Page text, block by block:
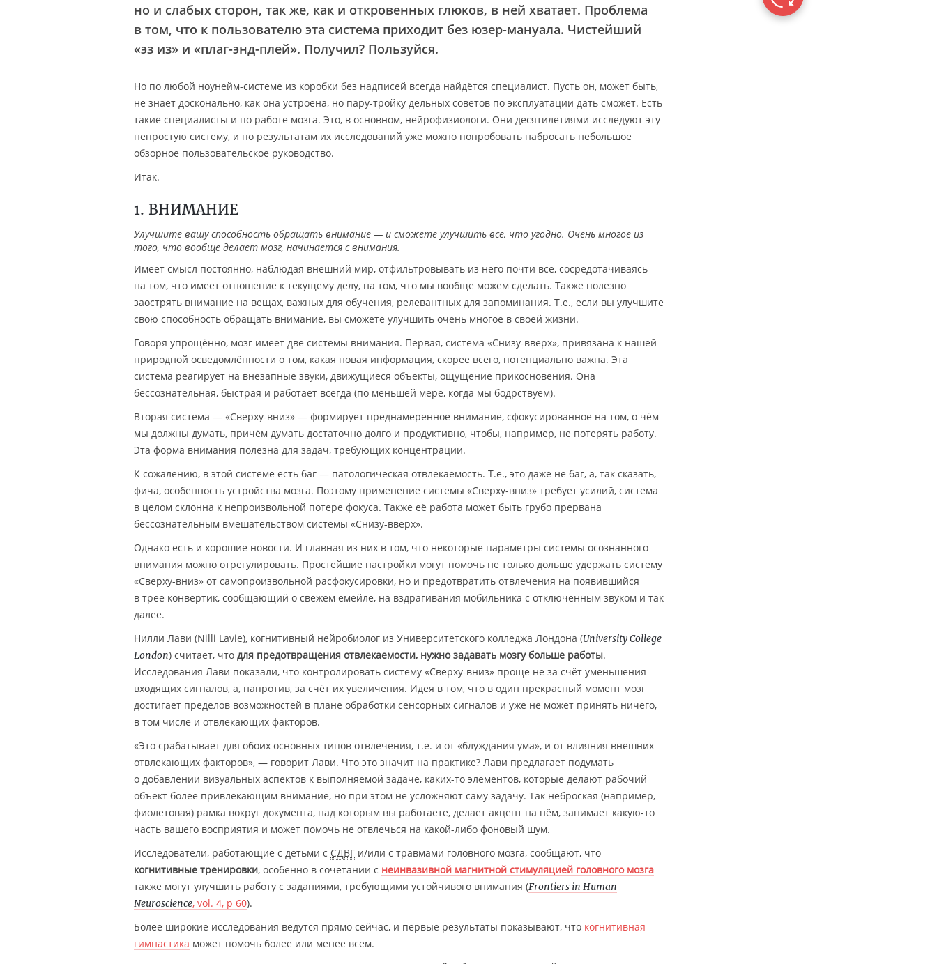
но и слабых сторон, так же, как и откровенных глюков, в ней хватает. Проблема
в том, что к пользователю эта система приходит без юзер-мануала. Чистейший
«эз из» и «плаг-энд-плей». Получил? Пользуйся.
Но по любой ноунейм-системе из коробки без надписей всегда найдётся специалист. Пусть он, может быть,
не знает досконально, как она устроена, но пару-тройку дельных советов по эксплуатации дать сможет. Есть
такие специалисты и по работе мозга. Это, в основном, нейрофизиологи. Они десятилетиями исследуют эту
непростую систему, и по результатам их исследований уже можно попробовать набросать небольшое
обзорное пользовательское руководство.
Итак.
1. ВНИМАНИЕ
Улучшите вашу способность обращать внимание — и сможете улучшить всё, что угодно. Очень многое из
того, что вообще делает мозг, начинается с внимания.
Имеет смысл постоянно, наблюдая внешний мир, отфильтровывать из него почти всё, сосредотачиваясь
на том, что имеет отношение к текущему делу, на том, что мы вообще можем сделать. Также полезно
заострять внимание на вещах, важных для обучения, релевантных для запоминания. Т.е., если вы улучшите
свою способность обращать внимание, вы сможете улучшить очень многое в своей жизни.
Говоря упрощённо, мозг имеет две системы внимания. Первая, система «Снизу-вверх», привязана к нашей
природной осведомлённости о том, какая новая информация, скорее всего, потенциально важна. Эта
система реагирует на внезапные звуки, движущиеся объекты, ощущение прикосновения. Она
бессознательная, быстрая и работает всегда (по меньшей мере, когда мы бодрствуем).
Вторая система — «Сверху-вниз» — формирует преднамеренное внимание, сфокусированное на том, о чём
мы должны думать, причём думать достаточно долго и продуктивно, чтобы, например, не потерять работу.
Эта форма внимания полезна для задач, требующих концентрации.
К сожалению, в этой системе есть баг — патологическая отвлекаемость. Т.е., это даже не баг, а, так сказать,
фича, особенность устройства мозга. Поэтому применение системы «Сверху-вниз» требует усилий, система
в целом склонна к непроизвольной потере фокуса. Также её работа может быть грубо прервана
бессознательным вмешательством системы «Снизу-вверх».
Однако есть и хорошие новости. И главная из них в том, что некоторые параметры системы осознанного
внимания можно отрегулировать. Простейшие настройки могут помочь не только дольше удержать систему
«Сверху-вниз» от самопроизвольной расфокусировки, но и предотвратить отвлечения на появившийся
в трее конвертик, сообщающий о свежем емейле, на вздрагивания мобильника с отключённым звуком и так
далее.
Нилли Лави (Nilli Lavie), когнитивный нейробиолог из Университетского колледжа Лондона (University College
London) считает, что для предотвращения отвлекаемости, нужно задавать мозгу больше работы.
Исследования Лави показали, что контролировать систему «Сверху-вниз» проще не за счёт уменьшения
входящих сигналов, а, напротив, за счёт их увеличения. Идея в том, что в один прекрасный момент мозг
достигает пределов возможностей в плане обработки сенсорных сигналов и уже не может принять ничего,
в том числе и отвлекающих факторов.
«Это срабатывает для обоих основных типов отвлечения, т.е. и от «блуждания ума», и от влияния внешних
отвлекающих факторов», — говорит Лави. Что это значит на практике? Лави предлагает подумать
о добавлении визуальных аспектов к выполняемой задаче, каких-то элементов, которые делают рабочий
объект более привлекающим внимание, но при этом не усложняют саму задачу. Так неброская (например,
фиолетовая) рамка вокруг документа, над которым вы работаете, делает акцент на нём, занимает какую-то
часть вашего восприятия и может помочь не отвлечься на какой-либо фоновый шум.
Исследователи, работающие с детьми с СДВГ и/или с травмами головного мозга, сообщают, что
когнитивные тренировки, особенно в сочетании с неинвазивной магнитной стимуляцией головного мозга
также могут улучшить работу c заданиями, требующими устойчивого внимания (Frontiers in Human
Neuroscience, vol. 4, p 60).
Более широкие исследования ведутся прямо сейчас, и первые результаты показывают, что когнитивная
гимнастика может помочь более или менее всем.